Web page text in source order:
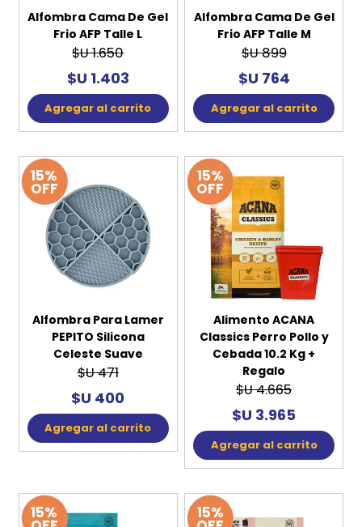
Alfombra Cama De Gel
Frio AFP Talle L
$U 1.650
$U 1.403
Agregar al carrito
Alfombra Cama De Gel
Frio AFP Talle M
$U 899
$U 764
Agregar al carrito
15%
OFF
Alfombra Para Lamer
PEPITO Silicona
Celeste Suave
$U 471
$U 400
Agregar al carrito
15%
OFF
Alimento ACANA
Classics Perro Pollo y
Cebada 10.2 Kg +
Regalo
$U 4.665
$U 3.965
Agregar al carrito
15% 15%